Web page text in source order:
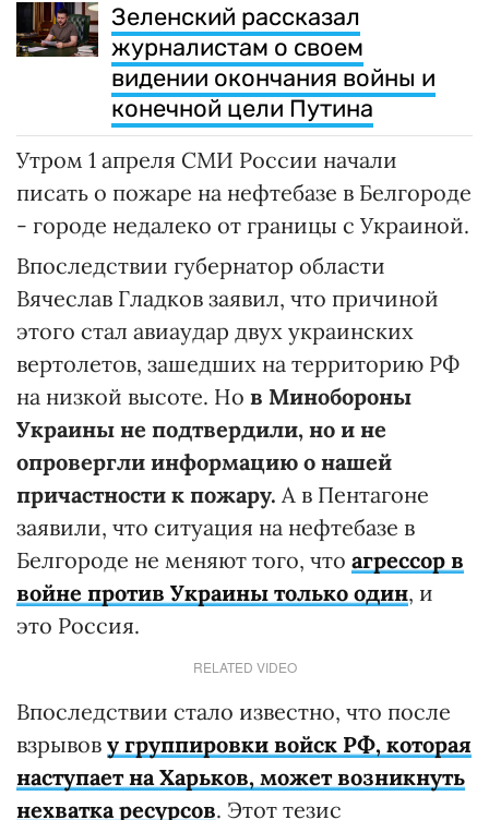
Зеленский рассказал
журналистам о своем
видении окончания войны и
конечной цели Путина
Утром 1 апреля СМИ России начали
писать о пожаре на нефтебазе в Белгороде
- городе недалеко от границы с Украиной.
Впоследствии губернатор области
Вячеслав Гладков заявил, что причиной
этого стал авиаудар двух украинских
вертолетов, зашедших на территорию РФ
на низкой высоте. Но в Минобороны
Украины не подтвердили, но и не
опровергли информацию о нашей
причастности к пожару. А в Пентагоне
заявили, что ситуация на нефтебазе в
Белгороде не меняют того, что агрессор в
войне против Украины только один, и
это Россия.
RELATED VIDEO
Впоследствии стало известно, что после
взрывов у группировки войск РФ, которая
наступает на Харьков, может возникнуть
нехватка ресурсов. Этот тезис